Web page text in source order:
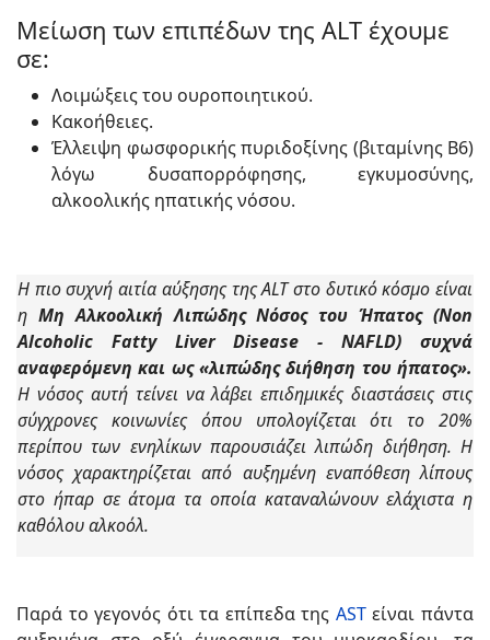
Μείωση των επιπέδων της ALT έχουμε
σε:
Λοιμώξεις του ουροποιητικού.
Κακοήθειες.
Έλλειψη φωσφορικής πυριδοξίνης (βιταμίνης Β6)
λόγω δυσαπορρόφησης, εγκυμοσύνης,
αλκοολικής ηπατικής νόσου.
Η πιο συχνή αιτία αύξησης της ALT στο δυτικό κόσμο είναι
η Μη Αλκοολική Λιπώδης Νόσος του Ήπατος (Non
Alcoholic Fatty Liver Disease - NAFLD) συχνά
αναφερόμενη και ως «λιπώδης διήθηση του ήπατος».
Η νόσος αυτή τείνει να λάβει επιδημικές διαστάσεις στις
σύγχρονες κοινωνίες όπου υπολογίζεται ότι το 20%
περίπου των ενηλίκων παρουσιάζει λιπώδη διήθηση. Η
νόσος χαρακτηρίζεται από αυξημένη εναπόθεση λίπους
στο ήπαρ σε άτομα τα οποία καταναλώνουν ελάχιστα η
καθόλου αλκοόλ.
Παρά το γεγονός ότι τα επίπεδα της ASTείναι πάντα